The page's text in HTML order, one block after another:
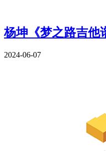
杨坤《梦之路吉他
2024-06-07